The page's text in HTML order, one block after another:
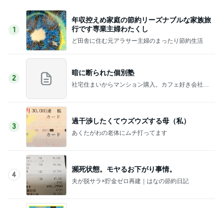
1
年収控えめ家庭の節約リーズナブルな家族旅
行です専業主婦わたくし
ど田舎に住む元アラサー主婦のまったり節約生活
2
暗に断られた個別塾
社宅住まいからマンション購入。カフェ好き会社員
3
過干渉したくてウズウズする母（私）
あくたがわの老体にムチ打ってます
4
瀕死状態。モヤるお下がり事情。
夫が脱サラ×貯金ゼロ再建｜はなの節約日記